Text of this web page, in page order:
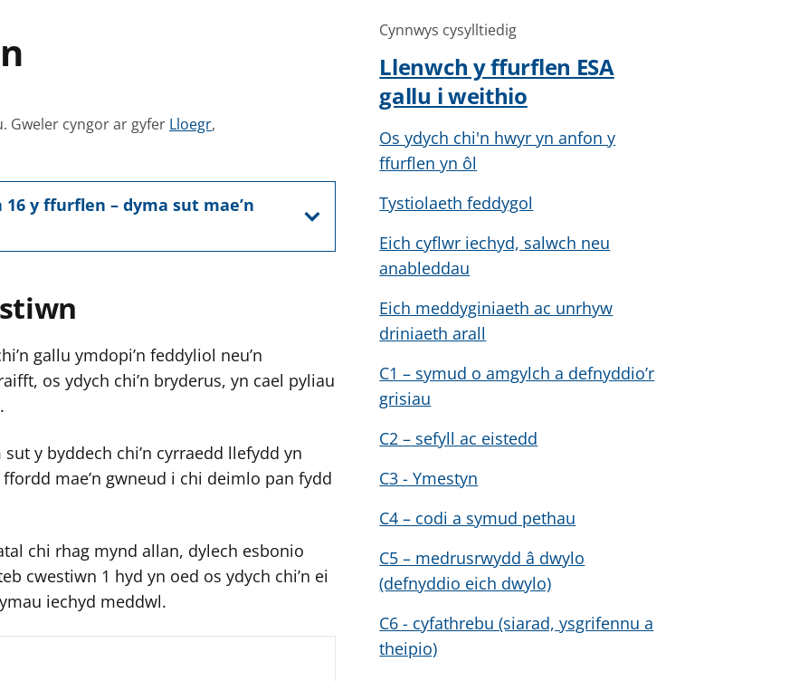
Gweler cyngor ar gyfer G
e
o
r
g
y
r
Lloegr,
y ffurflen – dyma sut mae’n
gallu ymdopi’n feddyliol neu’n
os ydych chi’n bryderus, yn cael pyliau
y byddech chi’n cyrraedd llefydd yn
mae’n gwneud i chi deimlo pan fydd
chi rhag mynd allan, dylech esbonio
cwestiwn 1 hyd yn oed os ydych chi’n ei
iechyd meddwl.
Cynnwys cysylltiedig
Llenwch y ffurflen ESA
gallu i weithio
Os ydych chi'n hwyr yn anfon y
ffurflen yn ôl
Tystiolaeth feddygol
Eich cyflwr iechyd, salwch neu
anableddau
Eich meddyginiaeth ac unrhyw
driniaeth arall
C1 – symud o amgylch a defnyddio’r
grisiau
C2 – sefyll ac eistedd
C3 - Ymestyn
C4 – codi a symud pethau
C5 – medrusrwydd â dwylo
(defnyddio eich dwylo)
C6 - cyfathrebu (siarad, ysgrifennu a
theipio)